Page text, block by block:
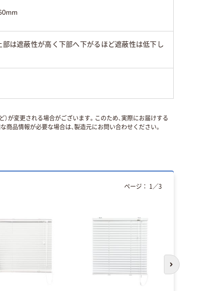
部は遮蔽性が高く下部へ下がるほど遮蔽性は低下し
）が変更される場合がございます。このため、実際にお届けする
品情報が必要な場合は、製造元にお問い合わせください。
ページ： 1 ／3
次のスライド